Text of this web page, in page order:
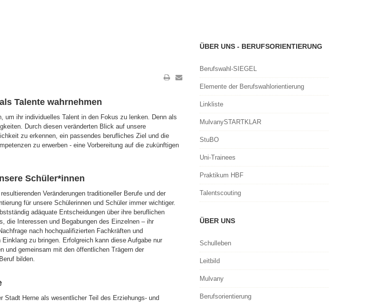
Talente wahrnehmen
um ihr individuelles Talent in den Fokus zu lenken. Denn als
Durch diesen veränderten Blick auf unsere
zu erkennen, ein passendes berufliches Ziel und die
zu erwerben - eine Vorbereitung auf die zukünftigen
Schüler*innen
Veränderungen traditioneller Berufe und der
für unsere Schülerinnen und Schüler immer wichtiger.
adäquate Entscheidungen über ihre beruflichen
die Interessen und Begabungen des Einzelnen – ihr
nach hochqualifizierten Fachkräften und
zu bringen. Erfolgreich kann diese Aufgabe nur
und gemeinsam mit den öffentlichen Trägern der
bilden.
Stadt Herne als wesentlicher Teil des Erziehungs- und
ÜBER UNS - BERUFSORIENTIERUNG
Berufswahl-SIEGEL
Elemente der Berufswahlorientierung
Linkliste
MulvanySTARTKLAR
StuBO
Uni-Trainees
Praktikum HBF
Talentscouting
ÜBER UNS
Schulleben
Leitbild
Mulvany
Berufsorientierung